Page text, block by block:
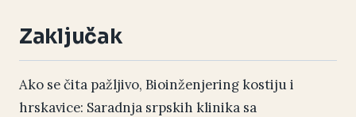
Zaključak
Ako se čita pažljivo, Bioinženjering kostiju i
hrskavice: Saradnja srpskih klinika sa